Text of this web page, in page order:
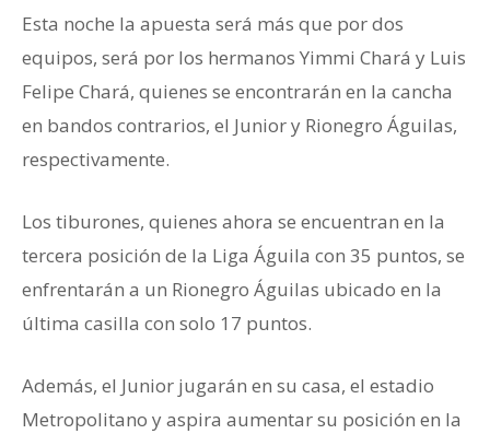
Esta noche la apuesta será más que por dos
equipos, será por los hermanos Yimmi Chará y Luis
Felipe Chará, quienes se encontrarán en la cancha
en bandos contrarios, el Junior y Rionegro Águilas,
respectivamente.
Los tiburones, quienes ahora se encuentran en la
tercera posición de la Liga Águila con 35 puntos, se
enfrentarán a un Rionegro Águilas ubicado en la
última casilla con solo 17 puntos.
Además, el Junior jugarán en su casa, el estadio
Metropolitano y aspira aumentar su posición en la